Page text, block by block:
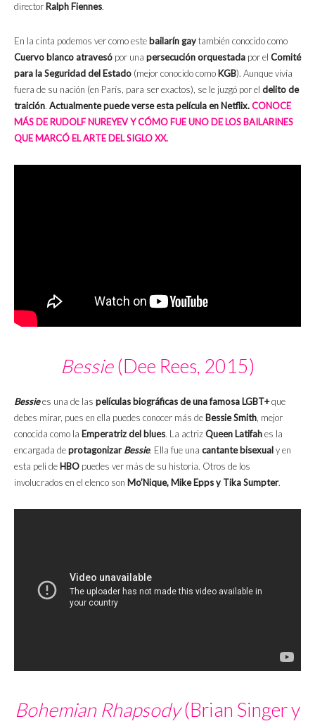
director Ralph Fiennes.
En la cinta podemos ver como este bailarín gaytambién conocido como
Cuervo blanco atravesó por una persecuciónorquestada por el Comité
para la Seguridad del Estado (mejor conocido como KGB). Aunque vivía
fuera de su nación (en París, para ser exactos), se le juzgó por el delito de
traición. Actualmente puede verse esta película en Netflix.CONOCE
MÁS DE RUDOLF NUREYEV Y CÓMO FUE UNO DE LOS BAILARINES
QUE MARCÓ EL ARTE DEL SIGLO XX.
Bessie(Dee Rees, 2015)
Bessiees una de las películas biográficas de una famosa LGBT+que
debes mirar, pues en ella puedes conocer más de Bessie Smith , mejor
conocida como la Emperatriz del blues. La actrizQueen Latifahes la
encargada deprotagonizar Bessie. Ella fue una cantante bisexualy en
esta peli de HBO puedes ver más de su historia. Otros de los
involucrados en el elenco son Mo’Nique, Mike Epps y Tika Sumpter.
Bohemian Rhapsody(Brian Singer y